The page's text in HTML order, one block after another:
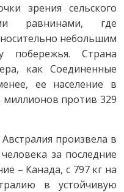
зрения сельского
равнинами, где
небольшим
побережья. Страна
как Соединенные
ее население в
против 329
произвела в
за последние
– Канада, с 797 кг на
в устойчивую